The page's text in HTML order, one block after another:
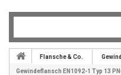
Flansche & Co.
Gewindeflansch EN1092-1 Typ 13